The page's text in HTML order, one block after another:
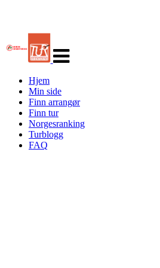
navigasjon
Hjem
Min side
Finn arrangør
Finn tur
Norgesranking
Turblogg
FAQ